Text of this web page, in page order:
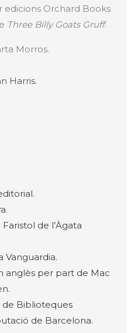
Orchard Books
Three Billy Goats Gruff.
Morros.
Harris.
.
de l’Àgata
Vanguardia.
anglès per part de Mac
de Biblioteques
de Barcelona.